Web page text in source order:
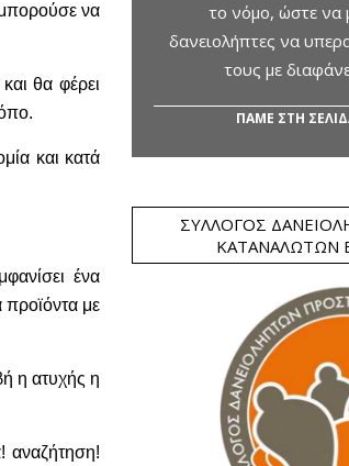
να
θα φέρει
και κατά
ένα
με
η ατυχής η
αναζήτηση!
το νόμο, ώστε να
δανειολήπτες να
τους με
ΠΑΜΕ ΣΤΗ
ΣΎΛΛΟΓΟΣ
ΚΑΤΑΝΑΛΩΤΏΝ